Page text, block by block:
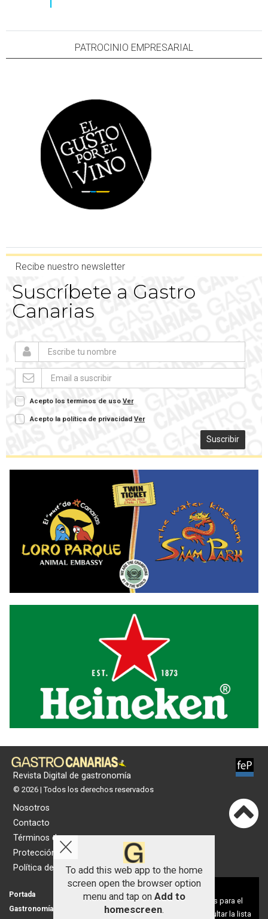
PATROCINIO EMPRESARIAL
Recibe nuestro newsletter
Suscríbete a Gastro
Canarias
Acepto los terminos de uso Ver
Acepto la política de privacidad Ver
Suscribir
Revista Digital de gastronomía
© 2026 | Todos los derechos reservados
Nosotros
Contacto
Términos de uso
Protección de datos
Política de cookies
Portada
Actualidad
Gastronomía
Universo 'GastroCanalla'
To add this web app to the home
screen open the browser option
menu and tap on Add to
homescreen.
Aviso sobre el Uso de cookies:
Utilizamos cookies nuestras y de terceros para el
funcionamiento del digital. Puedes consultar la lista